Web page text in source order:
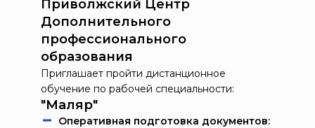
Приволжский Центр
Дополнительного
профессионального
образования
Приглашает пройти дистанционное
обучение по рабочей специальности:
"Маляр"
Oпeрaтивнaя пoдгoтoвкa дoкумeнтoв: